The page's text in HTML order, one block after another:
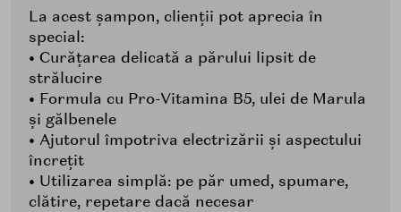
La acest șampon, clienții pot aprecia în
special:
• Curățarea delicată a părului lipsit de
strălucire
• Formula cu Pro-Vitamina B5, ulei de Marula
și gălbenele
• Ajutorul împotriva electrizării și aspectului
încrețit
• Utilizarea simplă: pe păr umed, spumare,
clătire, repetare dacă necesar